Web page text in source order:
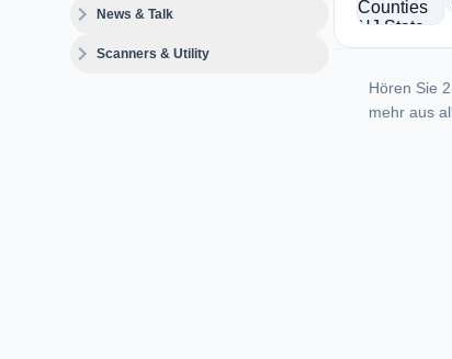
expand_moreNews & Talk
expand_moreScanners & Utility
Hören Sie
mehr aus